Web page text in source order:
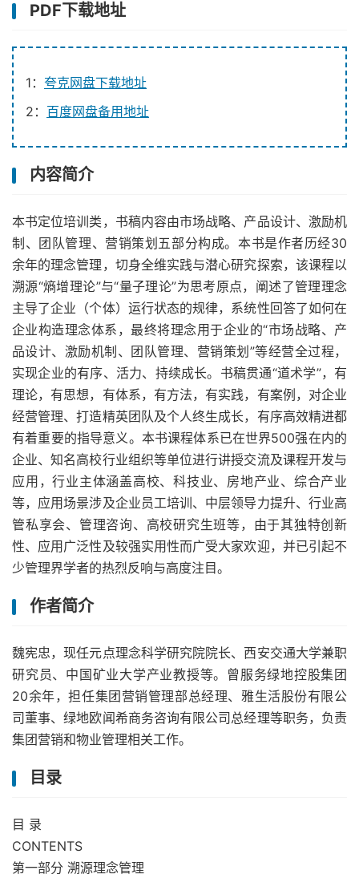
PDF下载地址
1： 夸克网盘下载地址
2： 百度网盘备用地址
内容简介
本书定位培训类，书稿内容由市场战略、产品设计、激励机
制、团队管理、营销策划五部分构成。本书是作者历经30
余年的理念管理，切身全维实践与潜心研究探索，该课程以
溯源“熵增理论”与“量子理论”为思考原点，阐述了管理理念
主导了企业（个体）运行状态的规律，系统性回答了如何在
企业构造理念体系，最终将理念用于企业的“市场战略、产
品设计、激励机制、团队管理、营销策划”等经营全过程，
实现企业的有序、活力、持续成长。书稿贯通“道术学”，有
理论，有思想，有体系，有方法，有实践，有案例，对企业
经营管理、打造精英团队及个人终生成长，有序高效精进都
有着重要的指导意义。本书课程体系已在世界500强在内的
企业、知名高校行业组织等单位进行讲授交流及课程开发与
应用，行业主体涵盖高校、科技业、房地产业、综合产业
等，应用场景涉及企业员工培训、中层领导力提升、行业高
管私享会、管理咨询、高校研究生班等，由于其独特创新
性、应用广泛性及较强实用性而广受大家欢迎，并已引起不
少管理界学者的热烈反响与高度注目。
作者简介
魏宪忠，现任元点理念科学研究院院长、西安交通大学兼职
研究员、中国矿业大学产业教授等。曾服务绿地控股集团
20余年，担任集团营销管理部总经理、雅生活股份有限公
司董事、绿地欧闻希商务咨询有限公司总经理等职务，负责
集团营销和物业管理相关工作。
目录
目 录
CONTENTS
第一部分 溯源理念管理